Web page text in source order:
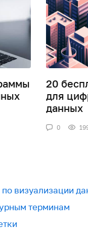
20
для
данных
0
визуализации
терминам